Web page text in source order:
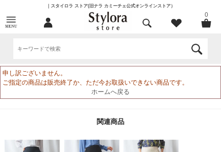
｜スタイロラ ストア(旧ナラ カミーチェ公式オンラインストア）
0
申し訳ございません。
ご指定の商品は販売終了か、ただ今お取扱いできない商品です。
ホームへ戻る
関連商品